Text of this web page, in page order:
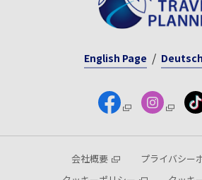
English Page
会社概要
プライバシー